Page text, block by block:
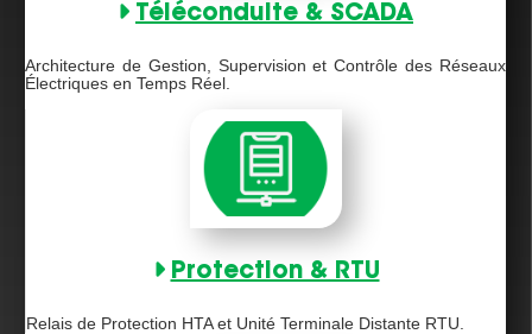
Téléconduite & SCADA
Architecture de Gestion, Supervision et Contrôle des Réseaux
Électriques en Temps Réel.
Protection & RTU
Relais de Protection HTA et Unité Terminale Distante RTU.